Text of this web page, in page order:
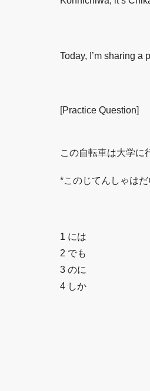
Today, I’m sharing
[Practice Question]
この自転車は大学に
*このじてんしゃは
1 には
2 でも
3 のに
4 しか